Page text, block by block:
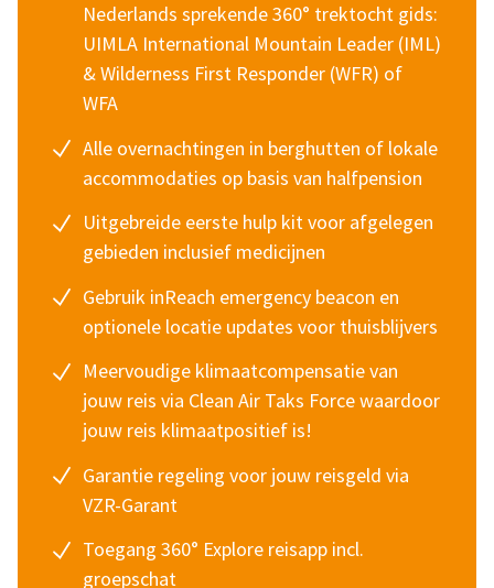
Nederlands sprekende 360° trektocht gids:
UIMLA International Mountain Leader (IML)
& Wilderness First Responder (WFR) of
WFA
Alle overnachtingen in berghutten of lokale
accommodaties op basis van halfpension
Uitgebreide eerste hulp kit voor afgelegen
gebieden inclusief medicijnen
Gebruik inReach emergency beacon en
optionele locatie updates voor thuisblijvers
Meervoudige klimaatcompensatie van
jouw reis via Clean Air Taks Forcewaardoor
jouw reis klimaatpositief is!
Garantie regeling voor jouw reisgeld via
VZR-Garant
Toegang 360° Explore reisapp incl.
groepschat